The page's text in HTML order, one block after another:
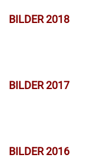
BILDER 2018
BILDER 2017
BILDER 2016